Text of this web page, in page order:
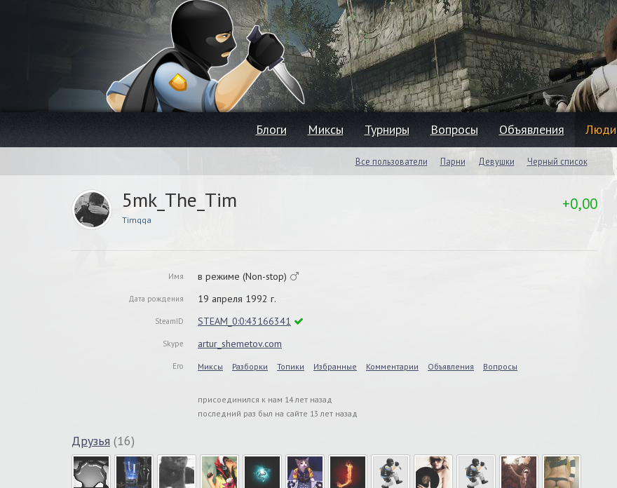
Блоги Миксы Турниры Вопросы Объявления Люди
Все пользователи Парни Девушки Черный список
5mk_The_Tim
Timqqa
+0,00
Имя в режиме (Non-stop)
Дата рождения 19 апреля 1992 г.
SteamID STEAM_0:0:43166341
Skype artur_shemetov.com
Его Миксы Разборки Топики Избранные Комментарии Объявления Вопросы
присоединился к нам 14 лет назад
последний раз был на сайте 13 лет назад
Друзья (16)